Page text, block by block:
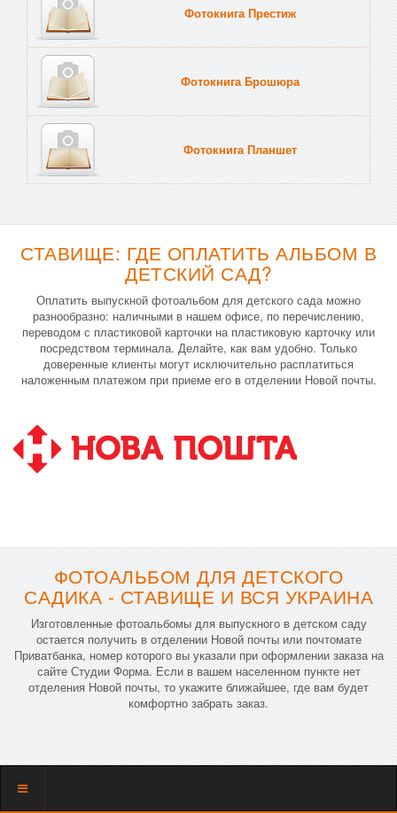
Фотокнига Престиж
Фотокнига Брошюра
Фотокнига Планшет
СТАВИЩЕ: ГДЕ ОПЛАТИТЬ АЛЬБОМ В
ДЕТСКИЙ САД?
Оплатить выпускной фотоальбом для детского сада можно
разнообразно: наличными в нашем офисе, по перечислению,
переводом с пластиковой карточки на пластиковую карточку или
посредством терминала. Делайте, как вам удобно. Только
доверенные клиенты могут исключительно расплатиться
наложенным платежом при приеме его в отделении Новой почты.
ФОТОАЛЬБОМ ДЛЯ ДЕТСКОГО
САДИКА - СТАВИЩЕ И ВСЯ УКРАИНА
Изготовленные фотоальбомы для выпускного в детском саду
остается получить в отделении Новой почты или почтомате
Приватбанка, номер которого вы указали при оформлении заказа на
сайте Студии Форма. Если в вашем населенном пункте нет
отделения Новой почты, то укажите ближайшее, где вам будет
комфортно забрать заказ.
Показать